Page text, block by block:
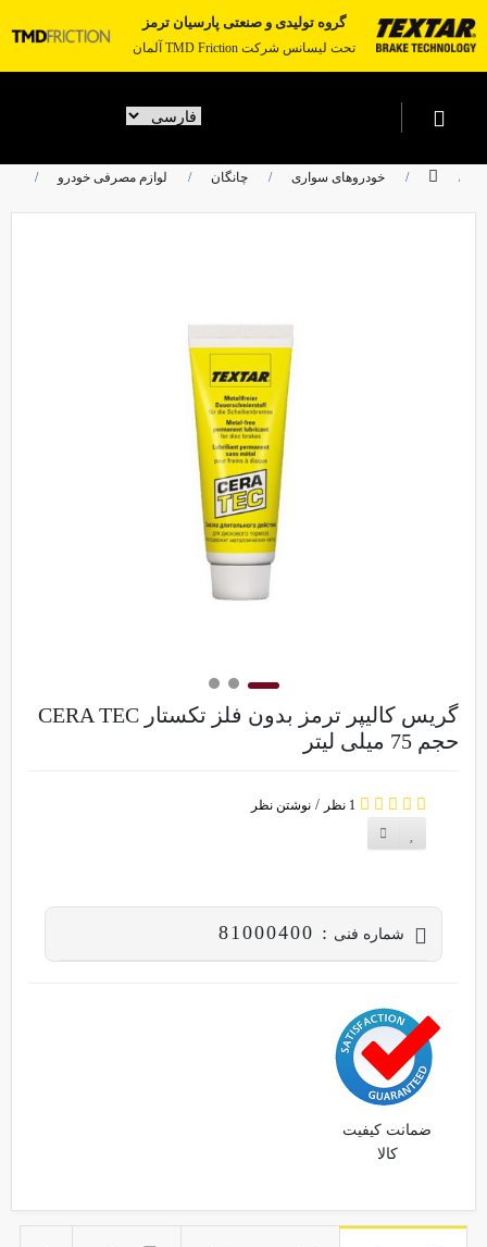
گروه تولیدی و صنعتی پارسیان ترمز
تحت لیسانس شرکت TMD Friction آلمان
به پارسیان ترمز خوش آمدید
دفترچه آدرس
لیست دلخواه
سفارشات
خودروهای سواری چانگان لوازم مصرفی خودرو
گریس کالیپر ترمز بدون فلز تکستار CERA TEC
حجم 75 میلی لیتر
1 نظر / نوشتن نظر
شماره فنی : 81000400
ضمانت کیفیت
کالا